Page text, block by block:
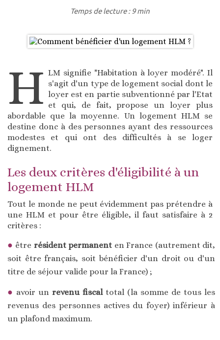
Temps de lecture : 9 min
H LM signifie "Habitation à loyer modéré". Il
s'agit d'un type de logement social dont le
loyer est en partie subventionné par l'Etat
et qui, de fait, propose un loyer plus
abordable que la moyenne. Un logement HLM se
destine donc à des personnes ayant des ressources
modestes et qui ont des difficultés à se loger
dignement.
Les deux critères d'éligibilité à un
logement HLM
Tout le monde ne peut évidemment pas prétendre à
une HLM et pour être éligible, il faut satisfaire à 2
critères :
être résident permanent en France (autrement dit,
soit être français, soit bénéficier d'un droit ou d'un
titre de séjour valide pour la France) ;
avoir un revenu fiscaltotal (la somme de tous les
revenus des personnes actives du foyer) inférieur à
un plafond maximum.